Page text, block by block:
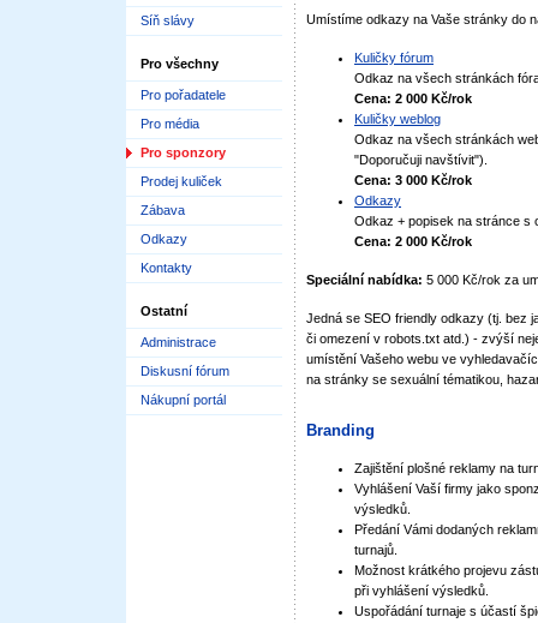
Síň slávy
Pro všechny
Pro pořadatele
Pro média
Pro sponzory
Prodej kuliček
Zábava
Odkazy
Kontakty
Ostatní
Administrace
Diskusní fórum
Nákupní portál
Umístíme odkazy na Vaše stránky do
Kuličky fórum
Odkaz na všech stránkách
Cena: 2 000 Kč/rok
Kuličky weblog
Odkaz na všech stránkách
"Doporučuji navštívit").
Cena: 3 000 Kč/rok
Odkazy
Odkaz + popisek na stránce s
Cena: 2 000 Kč/rok
Speciální nabídka: 5 000 Kč/rok za
Jedná se SEO friendly odkazy (tj. bez
či omezení v robots.txt atd.) - zvýší
umístění Vašeho webu ve
na stránky se sexuální tématikou,
Branding
Zajištění plošné reklamy na
Vyhlášení Vaší firmy jako
výsledků.
Předání Vámi dodaných
turnajů.
Možnost krátkého projevu
při vyhlášení výsledků.
Uspořádání turnaje s účastí